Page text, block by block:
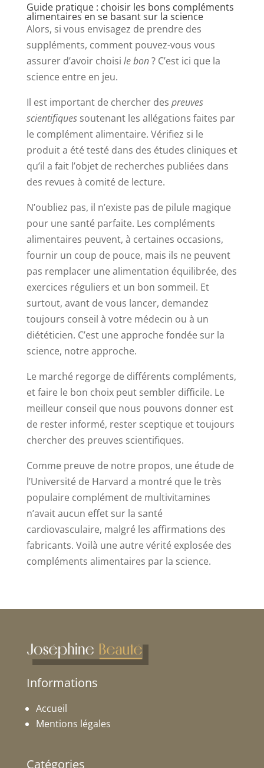
Guide pratique : choisir les bons compléments
alimentaires en se basant sur la science
Alors, si vous envisagez de prendre des
suppléments, comment pouvez-vous vous
assurer d’avoir choisi le bon? C’est ici que la
science entre en jeu.
Il est important de chercher des preuves
scientifiquessoutenant les allégations faites par
le complément alimentaire. Vérifiez si le
produit a été testé dans des études cliniques et
qu’il a fait l’objet de recherches publiées dans
des revues à comité de lecture.
N’oubliez pas, il n’existe pas de pilule magique
pour une santé parfaite. Les compléments
alimentaires peuvent, à certaines occasions,
fournir un coup de pouce, mais ils ne peuvent
pas remplacer une alimentation équilibrée, des
exercices réguliers et un bon sommeil. Et
surtout, avant de vous lancer, demandez
toujours conseil à votre médecin ou à un
diététicien. C’est une approche fondée sur la
science, notre approche.
Le marché regorge de différents compléments,
et faire le bon choix peut sembler difficile. Le
meilleur conseil que nous pouvons donner est
de rester informé, rester sceptique et toujours
chercher des preuves scientifiques.
Comme preuve de notre propos, une étude de
l’Université de Harvard a montré que le très
populaire complément de multivitamines
n’avait aucun effet sur la santé
cardiovasculaire, malgré les affirmations des
fabricants. Voilà une autre vérité explosée des
compléments alimentaires par la science.
Informations
Accueil
Mentions légales
Catégories